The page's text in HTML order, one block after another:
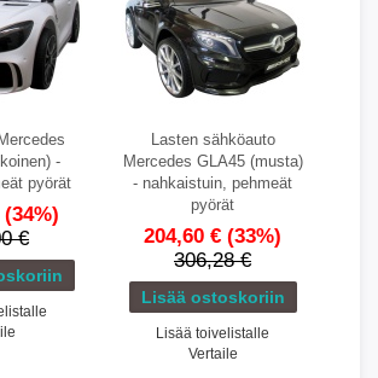
-
pyörät
(34%)
€
Lasten sähköauto
Mercedes GLA45 (musta)
- nahkaistuin, pehmeät
pyörät
204,60 € (33%)
306,28 €
Lisää toivelistalle
Vertaile